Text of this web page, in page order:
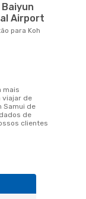
Airport
viajar de
Samui de
de
clientes